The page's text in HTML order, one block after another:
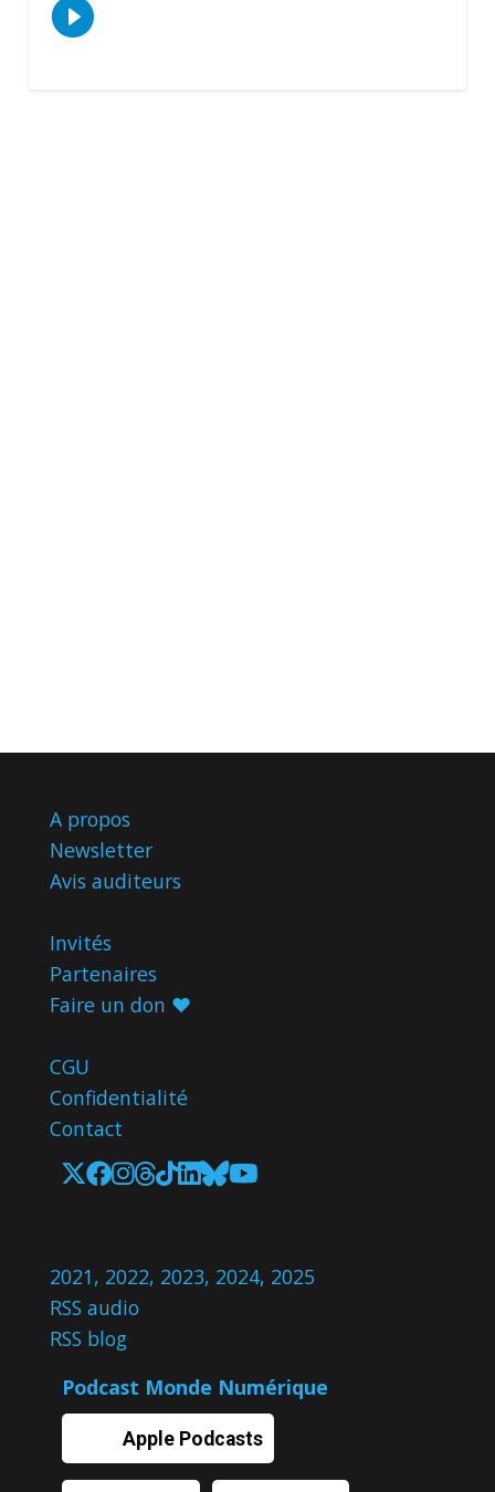
A propos
Newsletter
Avis auditeurs
Invités
Partenaires
Faire un don ♥️
CGU
Confidentialité
Contact
2021, 2022, 2023, 2024, 2025
RSS audio
RSS blog
Podcast Monde Numérique
Apple Podcasts